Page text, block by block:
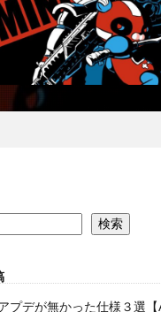
検索
プデが無かった仕様３選【